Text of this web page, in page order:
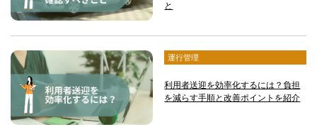
と
運行管理
利用者送迎を効率化するには？負担
を減らす手順と改善ポイントを紹介